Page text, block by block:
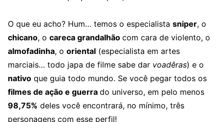
O que eu acho? Hum… temos o especialista sniper, o
chicano, o careca grandalhão com cara de violento, o
almofadinha, o oriental (especialista em artes
marciais… todo japa de filme sabe dar voadêras) e o
nativo que guia todo mundo. Se você pegar todos os
filmes de ação e guerra do universo, em pelo menos
98,75% deles você encontrará, no mínimo, três
personagens com esse perfil!